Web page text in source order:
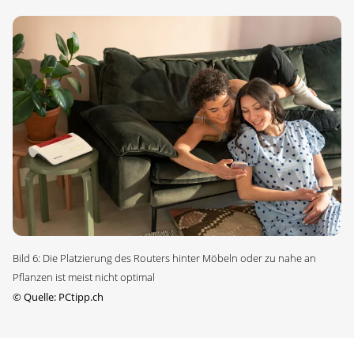
Bild 6: Die Platzierung des Routers hinter Möbeln oder zu nahe an
Pflanzen ist meist nicht optimal
©Quelle: PCtipp.ch